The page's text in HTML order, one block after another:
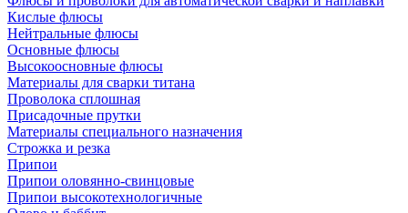
Кислые флюсы
Нейтральные флюсы
Основные флюсы
Высокоосновные флюсы
Материалы для сварки титана
Проволока сплошная
Присадочные прутки
Материалы специального назначения
Строжка и резка
Припои
Припои оловянно-свинцовые
Припои высокотехнологичные